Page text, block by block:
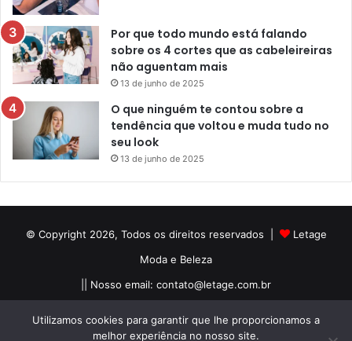
Por que todo mundo está falando
sobre os 4 cortes que as cabeleireiras
não aguentam mais
13 de junho de 2025
O que ninguém te contou sobre a
tendência que voltou e muda tudo no
seu look
13 de junho de 2025
© Copyright 2026, Todos os direitos reservados |
Letage
Moda e Beleza
|| Nosso email: contato@letage.com.br
Utilizamos cookies para garantir que lhe proporcionamos a
melhor experiência no nosso site.